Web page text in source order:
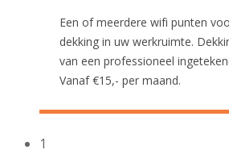
Een of meerdere wifi punten
dekking in uw werkruimte.
van een professioneel
Vanaf €15,- per maand.
1